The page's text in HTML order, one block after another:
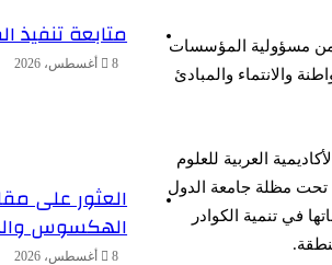
متابعة تنفيذ
8 أغسطس، 2026
العثور على
الهكسوس
8 أغسطس، 2026
من مسؤولية المؤسسات
والانتماء والمبادئ
العربية للعلوم
تحت مظلة جامعة الدول
في تنمية الكوادر